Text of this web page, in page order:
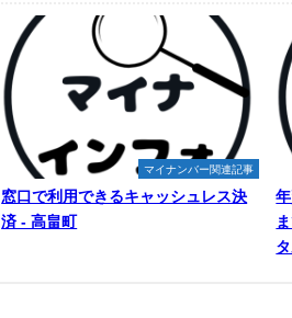
マイナンバー関連記事
窓口で利用できるキャッシュレス決
済 - 高畠町